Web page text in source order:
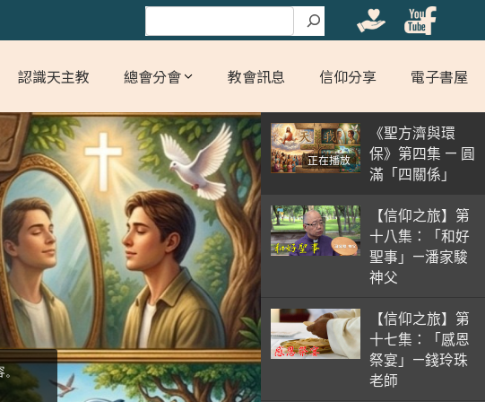
搜尋
認識天主教 總會分會 教會訊息 信仰分享 電子書屋
正在播放
《聖方濟與環
保》第四集 — 圓
滿「四關係」
【信仰之旅】第
十八集：「和好
聖事」—潘家駿
神父
【信仰之旅】第
十七集：「感恩
祭宴」—錢玲珠
老師